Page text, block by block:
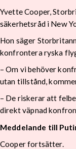
Yvette Cooper,
säkerhetsråd i New
Hon säger
konfrontera ryska
– Om vi behöver
utan tillstånd,
– De riskerar att
direkt väpnad
Meddelande till
Cooper fortsätter.